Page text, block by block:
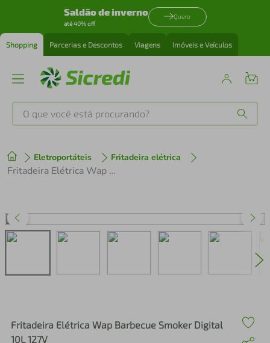
Saldão de inverno
até 40% off
Quero
Shopping Parcerias e Descontos Viagens Imóveis e Veículos
O que você está procurando?
Eletroportáteis Fritadeira elétrica
Fritadeira Elétrica Wap Barbecue Smoker Digital 10L 127V
Fritadeira Elétrica Wap Barbecue Smoker Digital
10L 127V
1º tenis
perfume